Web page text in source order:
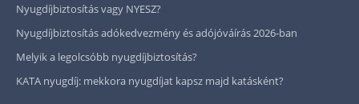
Nyugdíjbiztosítás vagy NYESZ?
Nyugdíjbiztosítás adókedvezmény és adójóváírás 2026-ban
Melyik a legolcsóbb nyugdíjbiztosítás?
KATA nyugdíj: mekkora nyugdíjat kapsz majd katásként?